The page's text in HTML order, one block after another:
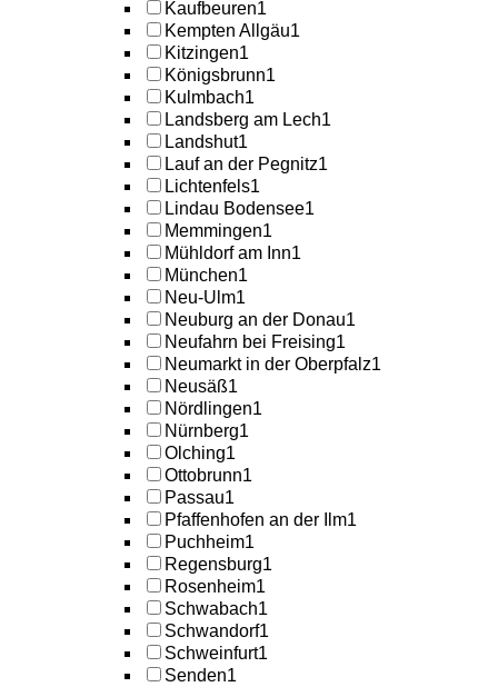
Kaufbeuren1
Kempten Allgäu1
Kitzingen1
Königsbrunn1
Kulmbach1
Landsberg am Lech1
Landshut1
Lauf an der Pegnitz1
Lichtenfels1
Lindau Bodensee1
Memmingen1
Mühldorf am Inn1
München1
Neu-Ulm1
Neuburg an der Donau1
Neufahrn bei Freising1
Neumarkt in der Oberpfalz1
Neusäß1
Nördlingen1
Nürnberg1
Olching1
Ottobrunn1
Passau1
Pfaffenhofen an der Ilm1
Puchheim1
Regensburg1
Rosenheim1
Schwabach1
Schwandorf1
Schweinfurt1
Senden1